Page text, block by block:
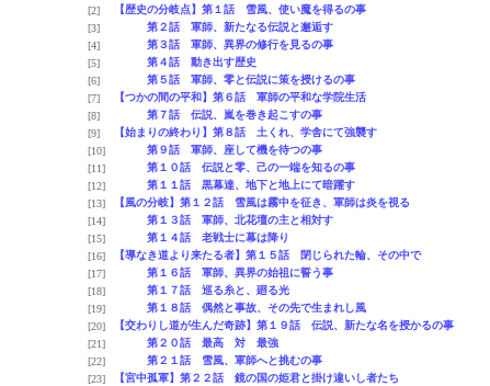
[2]
【歴史の分岐点】第１話 雪風、使い魔を得るの事
[3]
第２話 軍師、新たなる伝説と邂逅す
[4]
第３話 軍師、異界の修行を見るの事
[5]
第４話 動き出す歴史
[6]
第５話 軍師、零と伝説に策を授けるの事
[7]
【つかの間の平和】第６話 軍師の平和な学院生活
[8]
第７話 伝説、嵐を巻き起こすの事
[9]
【始まりの終わり】第８話 土くれ、学舎にて強襲す
[10]
第９話 軍師、座して機を待つの事
[11]
第１０話 伝説と零、己の一端を知るの事
[12]
第１１話 黒幕達、地下と地上にて暗躍す
[13]
【風の分岐】第１２話 雪風は霧中を征き、軍師は炎を視る
[14]
第１３話 軍師、北花壇の主と相対す
[15]
第１４話 老戦士に幕は降り
[16]
【導なき道より来たる者】第１５話 閉じられた輪、その中で
[17]
第１６話 軍師、異界の始祖に誓う事
[18]
第１７話 巡る糸と、廻る光
[19]
第１８話 偶然と事故、その先で生まれし風
[20]
【交わりし道が生んだ奇跡】第１９話 伝説、新たな名を授かるの事
[21]
第２０話 最高 対 最強
[22]
第２１話 雪風、軍師へと挑むの事
[23]
【宮中孤軍】第２２話 鏡の国の姫君と掛け違いし者たち